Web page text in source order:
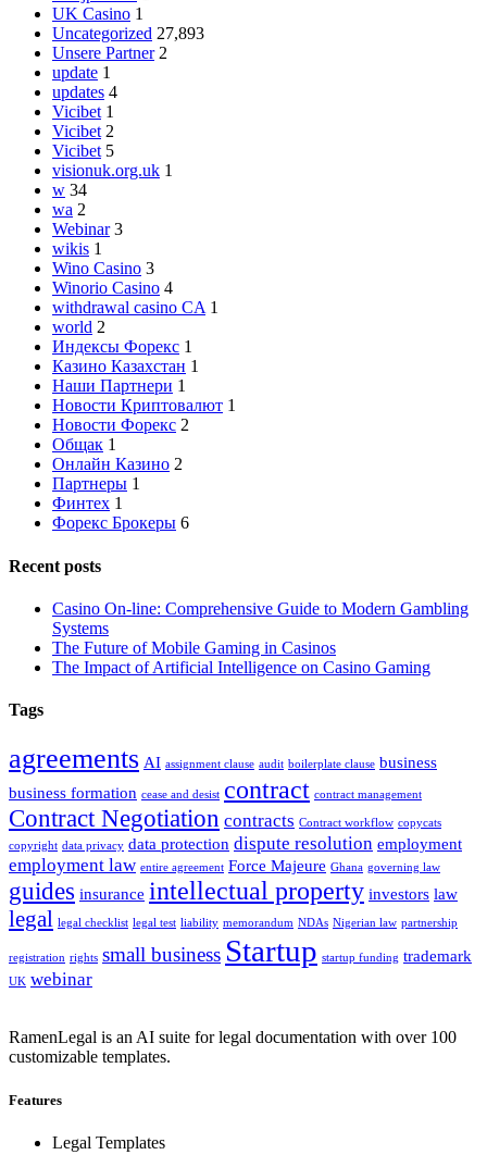
UK Casino 1
Uncategorized 27,893
Unsere Partner 2
update 1
updates 4
Vicibet 1
Vicibet 2
Vicibet 5
visionuk.org.uk 1
w 34
wa 2
Webinar 3
wikis 1
Wino Casino 3
Winorio Casino 4
withdrawal casino CA 1
world 2
Индексы Форекс 1
Казино Казахстан 1
Наши Партнери 1
Новости Криптовалют 1
Новости Форекс 2
Общак 1
Онлайн Казино 2
Партнеры 1
Финтех 1
Форекс Брокеры 6
Recent posts
Casino On-line: Comprehensive Guide to Modern Gambling
Systems
The Future of Mobile Gaming in Casinos
The Impact of Artificial Intelligence on Casino Gaming
Tags
agreements AI assignment clause audit boilerplate clause business
business formation cease and desist contract contract management
Contract Negotiation contracts Contract workflow copycats
copyright data privacy data protection dispute resolution employment
employment law entire agreement Force Majeure Ghana governing law
guides insurance intellectual property investors law
legal legal checklist legal test liability memorandum NDAs Nigerian law partnership
registration rights small business Startup startup funding trademark
UK webinar
RamenLegal is an AI suite for legal documentation with over 100
customizable templates.
Features
Legal Templates